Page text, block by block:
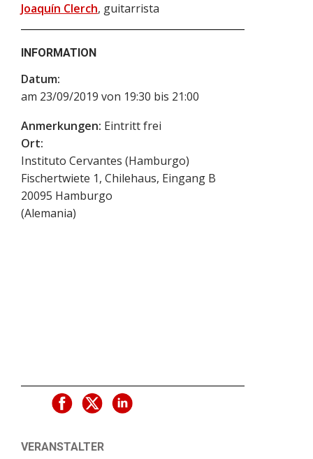
Joaquín Clerch, guitarrista
INFORMATION
Datum:
am 23/09/2019 von 19:30 bis 21:00
Anmerkungen: Eintritt frei
Ort:
Instituto Cervantes (Hamburgo)
Fischertwiete 1, Chilehaus, Eingang B
20095 Hamburgo
(Alemania)
VERANSTALTER